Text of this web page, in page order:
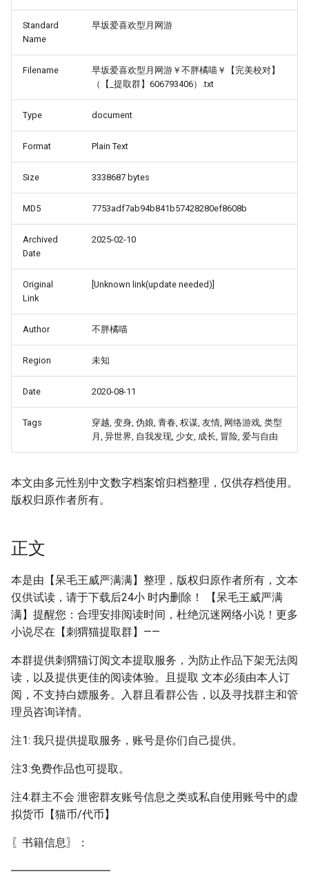
Standard
Name
早坂爱喜欢型月网游
Filename
早坂爱喜欢型月网游￥不胖橘喵￥【完美校对】
（【_提取群】606793406）.txt
Type document
Format Plain Text
Size 3338687 bytes
MD5 7753adf7ab94b841b57428280ef8608b
Archived
Date
2025-02-10
Original
Link
[Unknown link(update needed)]
Author 不胖橘喵
Region 未知
Date 2020-08-11
Tags
穿越, 变身, 伪娘, 青春, 权谋, 友情, 网络游戏, 类型
月, 异世界, 自我发现, 少女, 成长, 冒险, 爱与自由
本文由多元性别中文数字档案馆归档整理，仅供存档使用。
版权归原作者所有。
正文
本是由【呆毛王威严满满】整理，版权归原作者所有，文本
仅供试读，请于下载后24小 时内删除！ 【呆毛王威严满
满】提醒您：合理安排阅读时间，杜绝沉迷网络小说！更多
小说尽在【刺猬猫提取群】——
本群提供刺猬猫订阅文本提取服务，为防止作品下架无法阅
读，以及提供更佳的阅读体验。且提取 文本必须由本人订
阅，不支持白嫖服务。入群且看群公告，以及寻找群主和管
理员咨询详情。
注1: 我只提供提取服务，账号是你们自己提供。
注3:免费作品也可提取。
注4:群主不会 泄密群友账号信息之类或私自使用账号中的虚
拟货币【猫币/代币】
〖书籍信息〗：
━━━━━━━━━